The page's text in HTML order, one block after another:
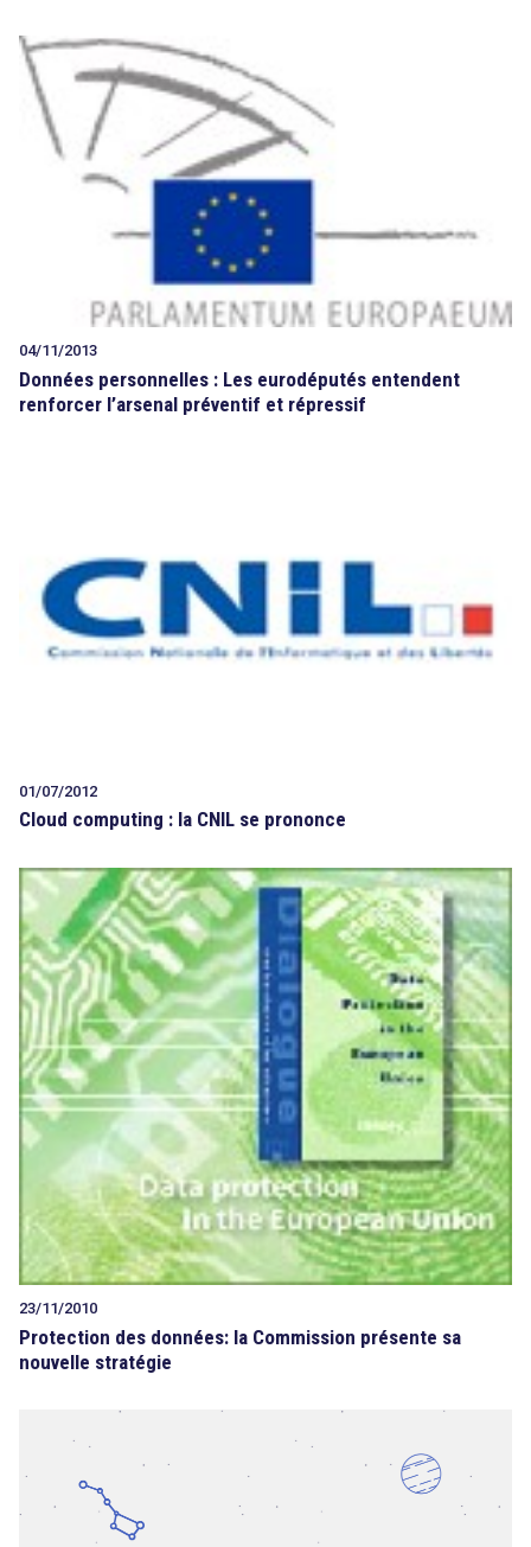
04/11/2013
Données personnelles : Les eurodéputés entendent
renforcer l’arsenal préventif et répressif
01/07/2012
Cloud computing : la CNIL se prononce
23/11/2010
Protection des données: la Commission présente sa
nouvelle stratégie